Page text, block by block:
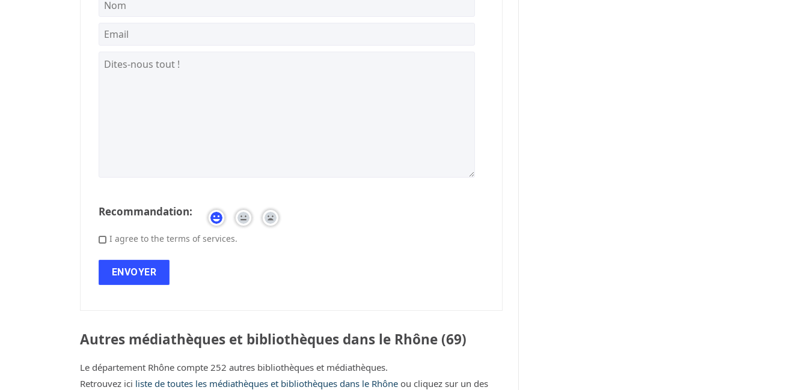
Recommandation:
I agree to the terms of services.
Autres médiathèques et bibliothèques dans le Rhône (69)
Le département Rhône compte 252 autres bibliothèques et médiathèques.
Retrouvez ici liste de toutes les médiathèques et bibliothèques dans le Rhône ou cliquez sur un des